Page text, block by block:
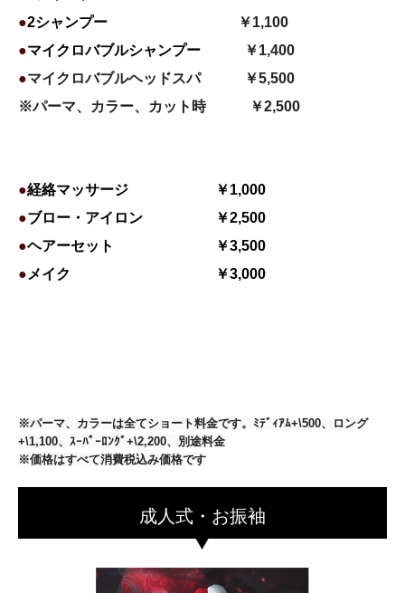
●2シャンプー
￥1,100
●マイクロバブルシャンプー
￥1,400
●マイクロバブルヘッドスパ ￥5,500
※パーマ、カラー、カット時 ￥2,500
●経絡マッサージ ￥1,000
●ブロー・アイロン ￥2,500
●ヘアーセット ￥3,500
●メイク ￥3,000
※パーマ、カラーは全てショート料金です。ﾐﾃﾞｨｱﾑ+\500、ロング
+\1,100、ｽｰﾊﾟｰﾛﾝｸﾞ+\2,200、別途料金
※価格はすべて消費税込み価格です
成人式・お振袖